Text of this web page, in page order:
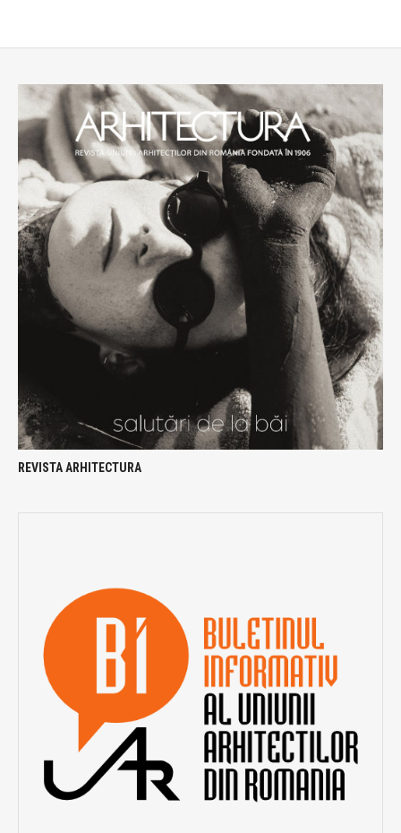
REVISTA ARHITECTURA